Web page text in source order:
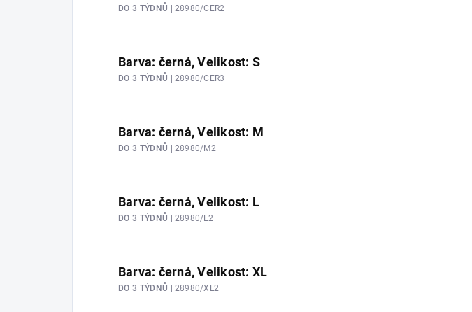
DO 3 TÝDNŮ | 28980/CER2
Barva: černá, Velikost: S
DO 3 TÝDNŮ | 28980/CER3
Barva: černá, Velikost: M
DO 3 TÝDNŮ | 28980/M2
Barva: černá, Velikost: L
DO 3 TÝDNŮ | 28980/L2
Barva: černá, Velikost: XL
DO 3 TÝDNŮ | 28980/XL2